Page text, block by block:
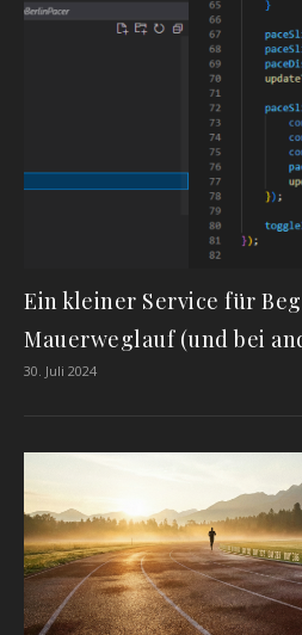
Ein kleiner Service für
Mauerweglauf (und bei
30. Juli 2024